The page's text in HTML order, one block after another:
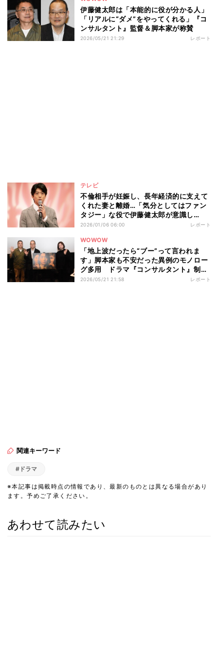
伊藤健太郎は「本能的に役が分かる人」
「リアルに“ダメ”をやってくれる」『コ
ンサルタント』監督＆脚本家が称賛
2026/05/21 21:29 レポート
テレビ
不倫相手が妊娠し、長年経済的に支えて
くれた妻と離婚…「気分としてはファン
タジー」な役で伊藤健太郎が意識し
た“演じ分け” ドラマ『略奪奪婚』記者
2026/01/06 06:00 レポート
WOWOW
「地上波だったら“ブー”って言われま
す」脚本家も不安だった異例のモノロー
グ多用 ドラマ『コンサルタント』制作
秘話
2026/05/21 21:58 レポート
関連キーワード
#ドラマ
※本記事は掲載時点の情報であり、最新のものとは異なる場合があり
ます。予めご了承ください。
あわせて読みたい